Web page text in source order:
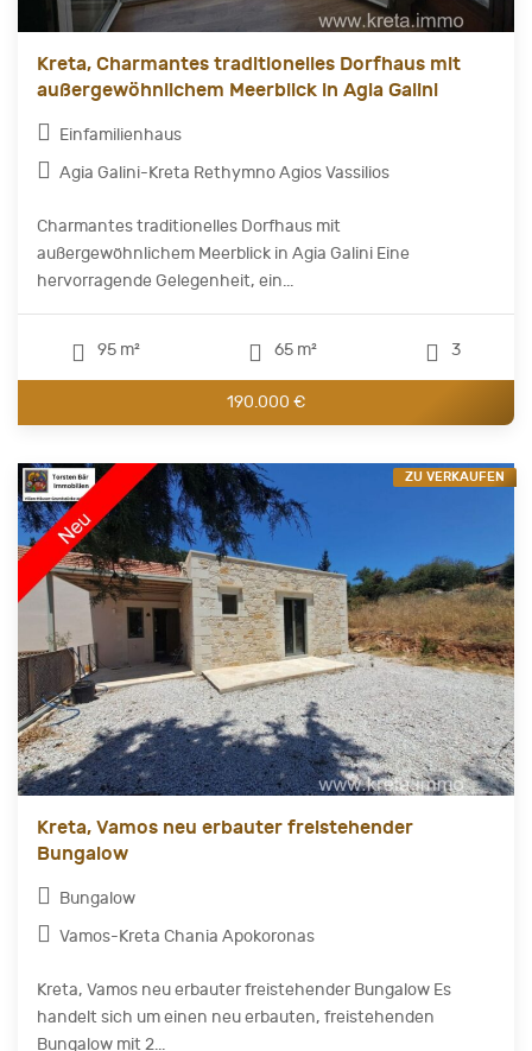
Kreta, Charmantes traditionelles Dorfhaus mit
außergewöhnlichem Meerblick in Agia Galini
Einfamilienhaus
Agia Galini-Kreta Rethymno Agios Vassilios
Charmantes traditionelles Dorfhaus mit
außergewöhnlichem Meerblick in Agia Galini Eine
hervorragende Gelegenheit, ein...
95 m² 65 m² 3
190.000 €
Kreta, Vamos neu erbauter freistehender
Bungalow
Bungalow
Vamos-Kreta Chania Apokoronas
Kreta, Vamos neu erbauter freistehender Bungalow Es
handelt sich um einen neu erbauten, freistehenden
Bungalow mit 2...
ZU VERKAUFEN